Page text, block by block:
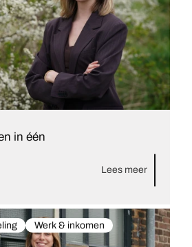
in één
Lees meer
Werk & inkomen